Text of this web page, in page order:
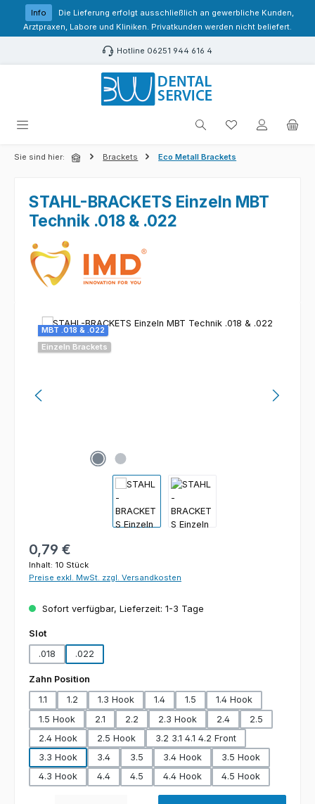
Zum Hauptinhalt springen
Info
Die Lieferung erfolgt ausschließlich an gewerbliche Kunden,
Arztpraxen, Labore und Kliniken. Privatkunden werden nicht beliefert.
Hotline 06251 944 616 4
Du hast 0
Sie sind hier: Brackets Eco Metall Brackets
STAHL-BRACKETS Einzeln MBT
Technik .018 & .022
Bildergalerie überspringen
MBT .018 & .022
Einzeln Brackets
Regulärer Preis:
0,79 €
Inhalt: 10 Stück
Preise exkl. MwSt. zzgl. Versandkosten
Sofort verfügbar, Lieferzeit: 1-3 Tage
Slotauswählen
.018
.022
Zahn Position
1.1
1.2 1.3 Hook 1.4 1.5
1.4 Hook
1.5 Hook
2.1 2.2 2.3 Hook 2.4
2.5
2.4 Hook
2.5 Hook
3.2 3.1 4.1 4.2 Front
3.3 Hook
3.4 3.5 3.4 Hook
3.5 Hook
4.3 Hook
4.4 4.5 4.4 Hook 4.5 Hook